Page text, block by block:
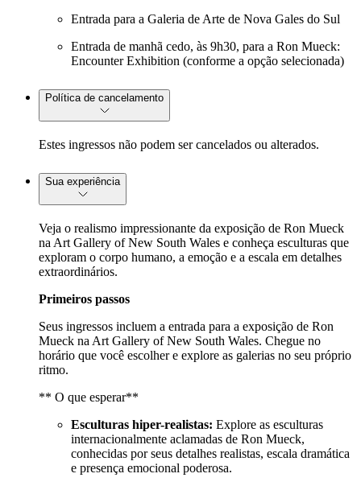
Entrada para a Galeria de Arte de Nova Gales do Sul
Entrada de manhã cedo, às 9h30, para a Ron Mueck:
Encounter Exhibition (conforme a opção selecionada)
Política de cancelamento
Estes ingressos não podem ser cancelados ou alterados.
Sua experiência
Veja o realismo impressionante da exposição de Ron Mueck
na Art Gallery of New South Wales e conheça esculturas que
exploram o corpo humano, a emoção e a escala em detalhes
extraordinários.
Primeiros passos
Seus ingressos incluem a entrada para a exposição de Ron
Mueck na Art Gallery of New South Wales. Chegue no
horário que você escolher e explore as galerias no seu próprio
ritmo.
** O que esperar**
Esculturas hiper-realistas: Explore as esculturas
internacionalmente aclamadas de Ron Mueck,
conhecidas por seus detalhes realistas, escala dramática
e presença emocional poderosa.